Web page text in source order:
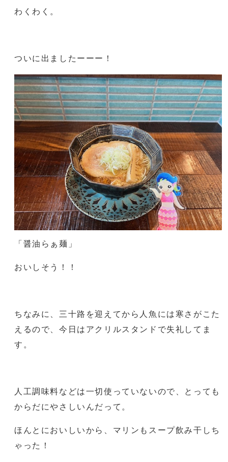
わくわく。
ついに出ましたーーー！
「醤油らぁ麺」
おいしそう！！
ちなみに、三十路を迎えてから人魚には寒さがこた
えるので、今日はアクリルスタンドで失礼してま
す。
人工調味料などは一切使っていないので、とっても
からだにやさしいんだって。
ほんとにおいしいから、マリンもスープ飲み干しち
ゃった！